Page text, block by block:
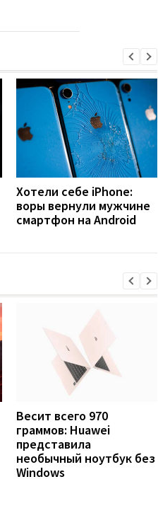
Хотели себе iPhone:
воры вернули мужчине
смартфон на Android
Весит всего 970
граммов: Huawei
представила
необычный ноутбук без
Windows